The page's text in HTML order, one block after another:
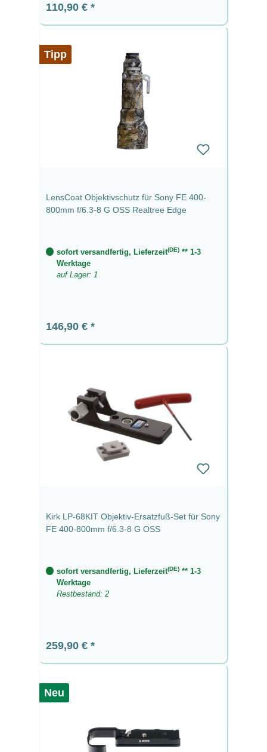
Regulärer Preis:
110,90 €
Tipp
LensCoat Objektivschutz für Sony FE 400-
800mm f/6.3-8 G OSS Realtree Edge
sofort versandfertig, Lieferzeit(DE)** 1-3
Werktage
auf Lager: 1
Regulärer Preis:
146,90 €
Kirk LP-68KIT Objektiv-Ersatzfuß-Set für Sony
FE 400-800mm f/6.3-8 G OSS
sofort versandfertig, Lieferzeit(DE)** 1-3
Werktage
Restbestand: 2
Regulärer Preis:
259,90 €
Neu